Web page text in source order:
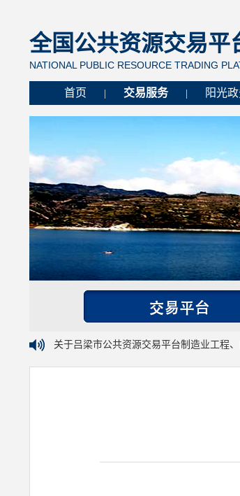
全国公共资源交易平
NATIONAL PUBLIC RESOURCE TRADING
首页 交易服务 阳光
关于吕梁市公共资源交易平台制造业工程